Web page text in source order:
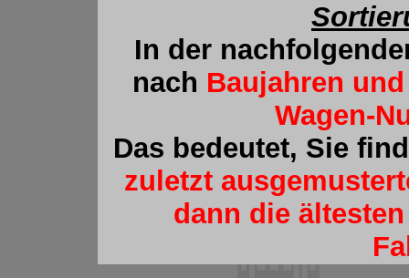
In der
nach Baujahren
Wagen-
Das bedeutet, Sie
zuletzt
dann die